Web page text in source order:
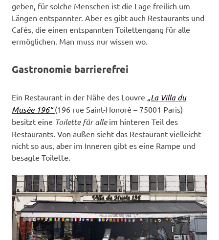
geben, für solche Menschen ist die Lage freilich um
Längen entspannter. Aber es gibt auch Restaurants und
Cafés, die einen entspannten Toilettengang für alle
ermöglichen. Man muss nur wissen wo.
Gastronomie barrierefrei
Ein Restaurant in der Nähe des Louvre „La Villa du
Musée 196“(196 rue Saint-Honoré – 75001 Paris)
besitzt eine Toilette für alle im hinteren Teil des
Restaurants. Von außen sieht das Restaurant vielleicht
nicht so aus, aber im Inneren gibt es eine Rampe und
besagte Toilette.